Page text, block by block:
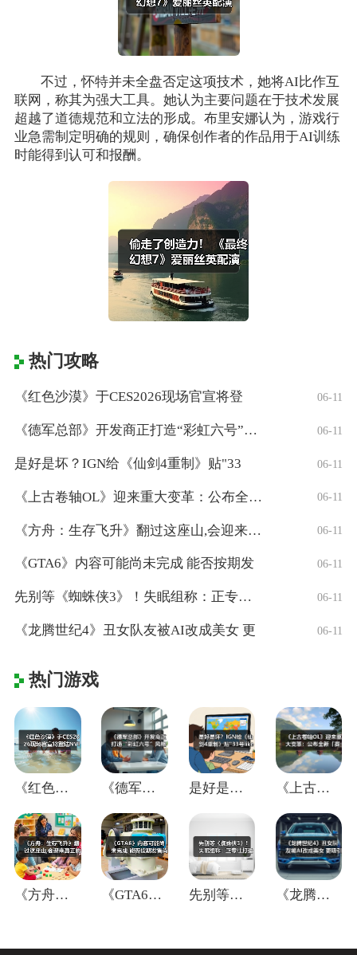
不过，怀特并未全盘否定这项技术，她将AI比作互
联网，称其为强大工具。她认为主要问题在于技术发展
超越了道德规范和立法的形成。布里安娜认为，游戏行
业急需制定明确的规则，确保创作者的作品用于AI训练
时能得到认可和报酬。
热门攻略
《红色沙漠》于CES2026现场官宣将登 06-11
《德军总部》开发商正打造“彩虹六号”风格 06-11
是好是坏？IGN给《仙剑4重制》贴"33 06-11
《上古卷轴OL》迎来重大变革：公布全新「 06-11
《方舟：生存飞升》翻过这座山,会迎来真正 06-11
《GTA6》内容可能尚未完成 能否按期发 06-11
先别等《蜘蛛侠3》！失眠组称：正专注打造 06-11
《龙腾世纪4》丑女队友被AI改成美女 更 06-11
热门游戏
《红色沙漠》于CES2026现场官宣将登 《德军总部》开发商正打造“彩虹六号”风格 是好是坏？IGN给《仙剑4重制》贴"33 《上古卷轴OL》迎来重大变革：公布全新「
《方舟：生存飞升》翻过这座山,会迎来真正 《GTA6》内容可能尚未完成 能否按期发 先别等《蜘蛛侠3》！失眠组称：正专注打造 《龙腾世纪4》丑女队友被AI改成美女 更